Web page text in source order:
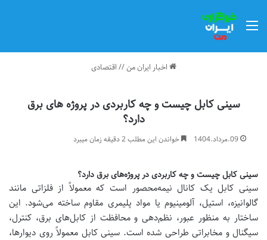
اخبار ایران من// اقتصادی
سینی کابل چیست و چه کاربردی در پروژه های برق
دارد؟
09.مرداد.1404 خواندن این مطلب 2 دقیقه زمان میبرد
سینی کابل چیست و چه کاربردی در پروژه‌های برق دارد؟
سینی کابل یک کانال نیمه‌محصور است که معمولاً از فلزاتی مانند
گالوانیزه، استیل، آلومینیوم یا مواد پلیمری مقاوم ساخته می‌شود. این
ساختار به منظور عبور، نظم‌دهی و محافظت از کابل‌های برق، کنترل،
سیگنال و مخابراتی طراحی شده است. سینی کابل معمولاً روی دیوارها،